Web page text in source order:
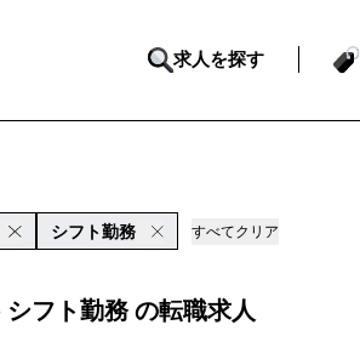
求人を探す
シフト勤務 すべてクリア
フト勤務 の転職求人